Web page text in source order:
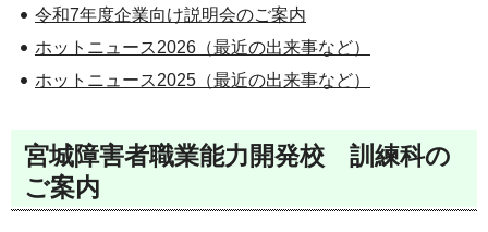
令和7年度企業向け説明会のご案内
ホットニュース2026（最近の出来事など）
ホットニュース2025（最近の出来事など）
宮城障害者職業能力開発校 訓練科の
ご案内